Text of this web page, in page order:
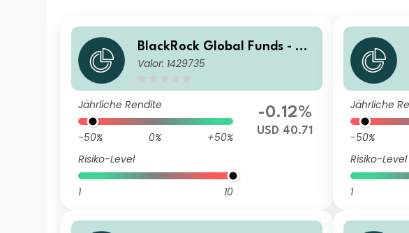
BlackRock Global Funds - US
Dollar High Yield Bond Fund
Valor: 1429735
Jährliche Rendite
-50% 0%
+50%
Risiko-Level
1 10
-0.12%
USD 40.71
Jährliche
-50%
Risiko-Level
1